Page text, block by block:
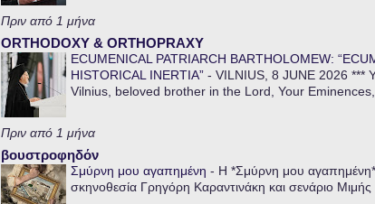
Πριν από 1 μήνα
ORTHODOXY & ORTHOPRAXY
ECUMENICAL PATRIARCH BARTHOLOMEW:
HISTORICAL INERTIA” - VILNIUS, 8 JUNE 2026 ***
Vilnius, beloved brother in the Lord, Your
Πριν από 1 μήνα
βουστροφηδόν
Σμύρνη μου αγαπημένη - Η *Σμύρνη μου αγαπημένη*
σκηνοθεσία Γρηγόρη Καραντινάκη και σενάριο Μιμής